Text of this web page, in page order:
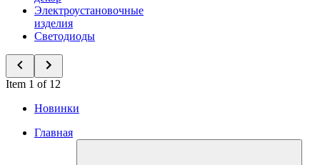
Электроустановочные
изделия
Светодиоды
Item 1 of 12
Новинки
Главная